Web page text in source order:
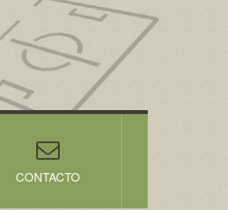
CONTACTO